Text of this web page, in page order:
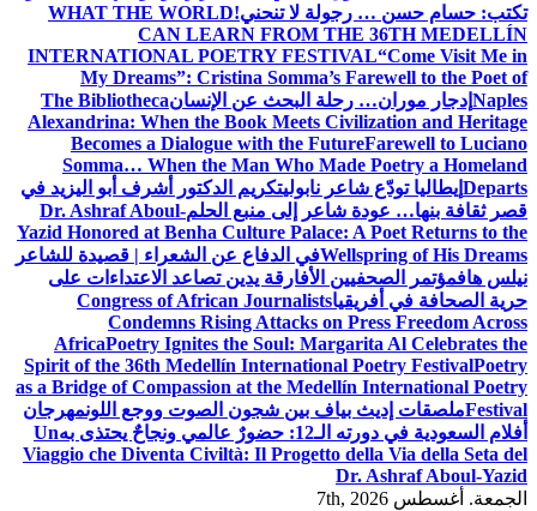
تكتب: حسام حسن … رجولة لا تنحني!WHAT THE WORLD
CAN LEARN FROM THE 36TH MEDELLÍN
INTERNATIONAL POETRY FESTIVAL“Come Visit Me in
My Dreams”: Cristina Somma’s Farewell to the Poet of
Naples إدجار موران… رحلة البحث عن الإنسانThe Bibliotheca
Alexandrina: When the Book Meets Civilization and Heritage
Becomes a Dialogue with the FutureFarewell to Luciano
Somma… When the Man Who Made Poetry a Homeland
Departs إيطاليا تودّع شاعر نابوليتكريم الدكتور أشرف أبو اليزيد في
قصر ثقافة بنها… عودة شاعر إلى منبع الحلمDr. Ashraf Aboul-
Yazid Honored at Benha Culture Palace: A Poet Returns to the
Wellspring of His Dreamsفي الدفاع عن الشعراء | قصيدة للشاعر
نيلس هافمؤتمر الصحفيين الأفارقة يدين تصاعد الاعتداءات على
حرية الصحافة في أفريقياCongress of African Journalists
Condemns Rising Attacks on Press Freedom Across
AfricaPoetry Ignites the Soul: Margarita Al Celebrates the
Spirit of the 36th Medellín International Poetry FestivalPoetry
as a Bridge of Compassion at the Medellín International Poetry
Festivalملصقات إديث بياف بين شجون الصوت ووجع اللونمهرجان
أفلام السعودية في دورته الـ12: حضورٌ عالمي ونجاحٌ يحتذى به
Un
Viaggio che Diventa Civiltà: Il Progetto della Via della Seta del
Dr. Ashraf Aboul-Yazid
الجمعة. أغسطس 7th, 2026